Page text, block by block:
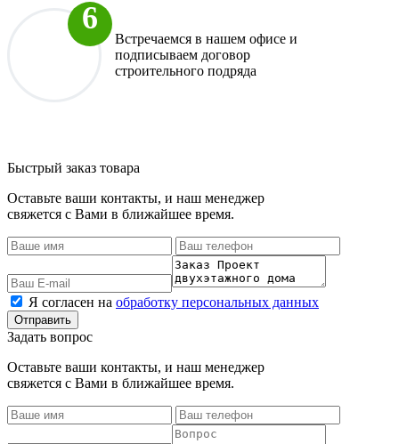
Встречаемся в нашем офисе и
подписываем договор
строительного подряда
Быстрый заказ товара
Оставьте ваши контакты, и наш менеджер
свяжется с Вами в ближайшее время.
Я согласен на обработку персональных данных
Задать вопрос
Оставьте ваши контакты, и наш менеджер
свяжется с Вами в ближайшее время.